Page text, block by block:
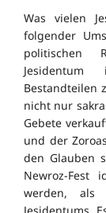
Was vielen
folgender
politischen
Bestandteilen
nicht nur
Gebete
und der
den Glauben
Newroz-
werden, als